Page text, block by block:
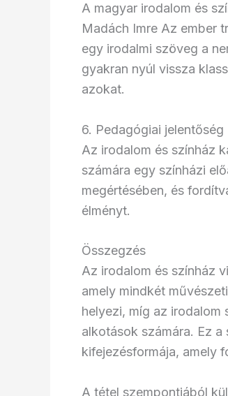
A magyar irodalom és
Madách Imre Az ember
egy irodalmi szöveg a
gyakran nyúl vissza
azokat.
6. Pedagógiai jelentőség
Az irodalom és színház
számára egy színházi
megértésében, és
élményt.
Összegzés
Az irodalom és színház
amely mindkét
helyezi, míg az irodalom
alkotások számára. Ez
kifejezésformája, amely
A tétel szempontjából